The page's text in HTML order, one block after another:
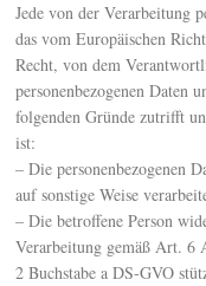
Jede von der Verarbeitung
das vom Europäischen
Recht, von dem
personenbezogenen Daten
folgenden Gründe zutrifft
ist:
– Die personenbezogenen
auf sonstige Weise
– Die betroffene Person
Verarbeitung gemäß Art. 6
2 Buchstabe a DS-GVO